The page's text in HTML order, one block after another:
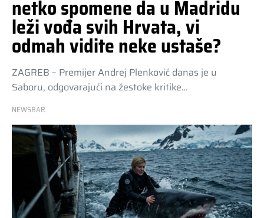
netko spomene da u Madridu
leži vođa svih Hrvata, vi
odmah vidite neke ustaše?
ZAGREB – Premijer Andrej Plenković danas je u
Saboru, odgovarajući na žestoke kritike…
NEWSBAR